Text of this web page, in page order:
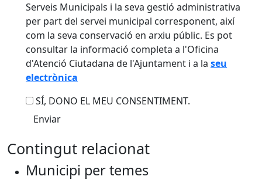
Serveis Municipals i la seva gestió administrativa
per part del servei municipal corresponent, així
com la seva conservació en arxiu públic. Es pot
consultar la informació completa a l'Oficina
d'Atenció Ciutadana de l'Ajuntament i a la seu
electrònica
SÍ, DONO EL MEU CONSENTIMENT.
Contingut relacionat
Municipi per temes